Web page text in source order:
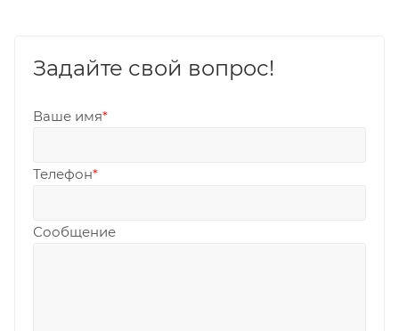
Задайте свой вопрос!
Ваше имя*
Телефон*
Сообщение